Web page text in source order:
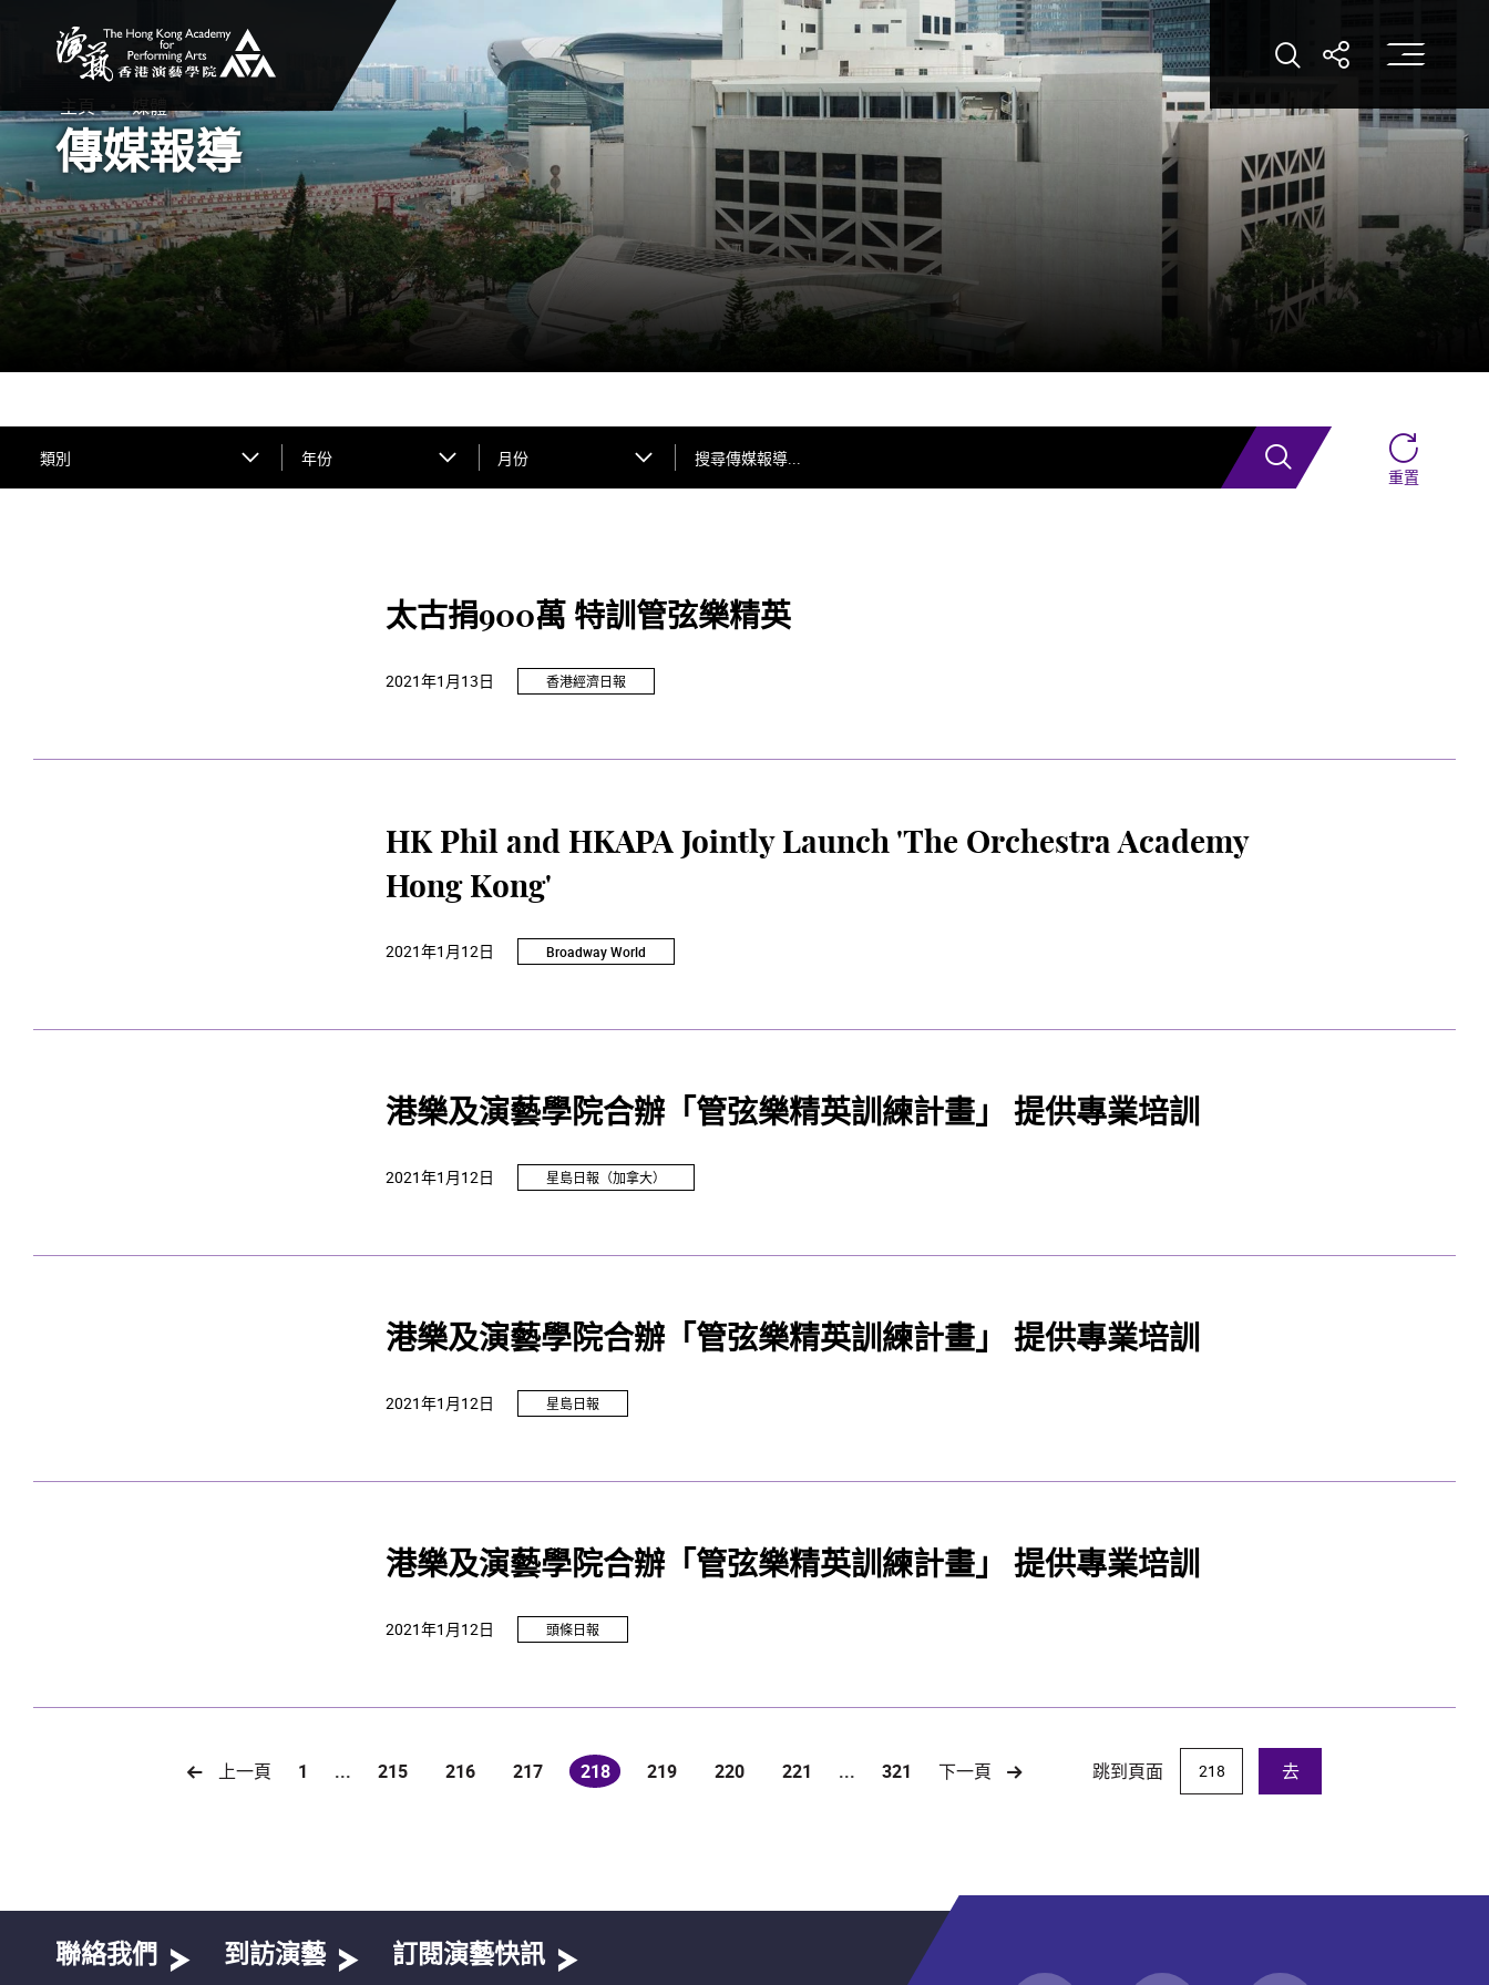
打開搜索打開分享打
主頁 媒體
傳媒報導
類別 年份 月份
搜尋傳媒報導... 搜索
重置
太古捐900萬 特訓管弦樂精英
香港經濟日報
2021年1月13日
HK Phil and HKAPA Jointly Launch 'The Orchestra Academy
Hong Kong'
Broadway World
2021年1月12日
港樂及演藝學院合辦「管弦樂精英訓練計畫」 提供專業培訓
星島日報（加拿大）
2021年1月12日
港樂及演藝學院合辦「管弦樂精英訓練計畫」 提供專業培訓
星島日報
2021年1月12日
港樂及演藝學院合辦「管弦樂精英訓練計畫」 提供專業培訓
頭條日報
2021年1月12日
上一頁 1 ... 215 216 217 218
(current)219 220 221 ... 321 下一頁 跳到頁面 去
聯絡我們 到訪演藝 訂閱演藝快訊